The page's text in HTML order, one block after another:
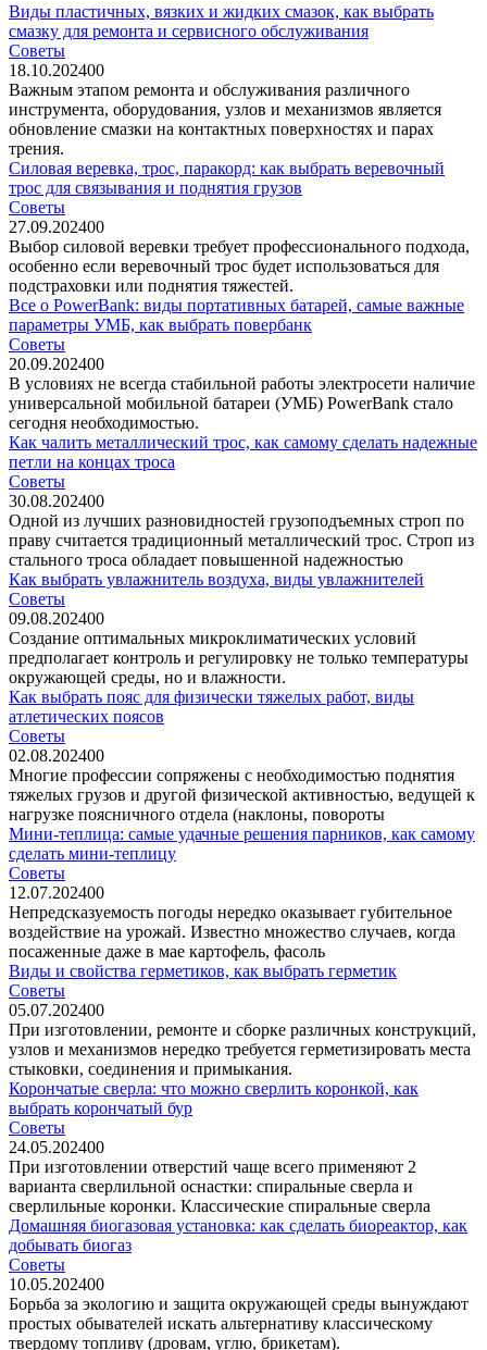
Виды пластичных, вязких и жидких смазок, как выбрать
смазку для ремонта и сервисного обслуживания
Советы
18.10.202400
Важным этапом ремонта и обслуживания различного
инструмента, оборудования, узлов и механизмов является
обновление смазки на контактных поверхностях и парах
трения.
Силовая веревка, трос, паракорд: как выбрать веревочный
трос для связывания и поднятия грузов
Советы
27.09.202400
Выбор силовой веревки требует профессионального подхода,
особенно если веревочный трос будет использоваться для
подстраховки или поднятия тяжестей.
Все о PowerBank: виды портативных батарей, самые важные
параметры УМБ, как выбрать повербанк
Советы
20.09.202400
В условиях не всегда стабильной работы электросети наличие
универсальной мобильной батареи (УМБ) PowerBank стало
сегодня необходимостью.
Как чалить металлический трос, как самому сделать надежные
петли на концах троса
Советы
30.08.202400
Одной из лучших разновидностей грузоподъемных строп по
праву считается традиционный металлический трос. Строп из
стального троса обладает повышенной надежностью
Как выбрать увлажнитель воздуха, виды увлажнителей
Советы
09.08.202400
Создание оптимальных микроклиматических условий
предполагает контроль и регулировку не только температуры
окружающей среды, но и влажности.
Как выбрать пояс для физически тяжелых работ, виды
атлетических поясов
Советы
02.08.202400
Многие профессии сопряжены с необходимостью поднятия
тяжелых грузов и другой физической активностью, ведущей к
нагрузке поясничного отдела (наклоны, повороты
Мини-теплица: самые удачные решения парников, как самому
сделать мини-теплицу
Советы
12.07.202400
Непредсказуемость погоды нередко оказывает губительное
воздействие на урожай. Известно множество случаев, когда
посаженные даже в мае картофель, фасоль
Виды и свойства герметиков, как выбрать герметик
Советы
05.07.202400
При изготовлении, ремонте и сборке различных конструкций,
узлов и механизмов нередко требуется герметизировать места
стыковки, соединения и примыкания.
Корончатые сверла: что можно сверлить коронкой, как
выбрать корончатый бур
Советы
24.05.202400
При изготовлении отверстий чаще всего применяют 2
варианта сверлильной оснастки: спиральные сверла и
сверлильные коронки. Классические спиральные сверла
Домашняя биогазовая установка: как сделать биореактор, как
добывать биогаз
Советы
10.05.202400
Борьба за экологию и защита окружающей среды вынуждают
простых обывателей искать альтернативу классическому
твердому топливу (дровам, углю, брикетам).